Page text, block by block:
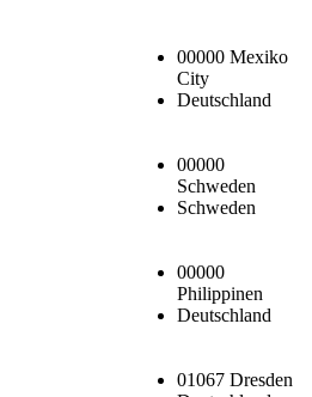
00000 Mexiko
City
Deutschland
00000
Schweden
Schweden
00000
Philippinen
Deutschland
01067 Dresden